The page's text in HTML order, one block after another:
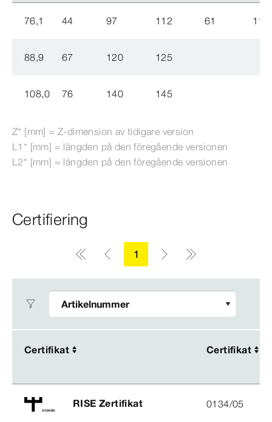
76,1 44 97 112 61 114
88,9 67 120 125
108,0 76 140 145
Z* [mm] = Z-​dimension av tidigare version
L1* [mm] = längden på den föregående versionen
L2* [mm] = längden på den föregående versionen
Certifiering
1
Certifikat Certifikat
Certifikat Certifikat
RISE Zertifikat 0134/05